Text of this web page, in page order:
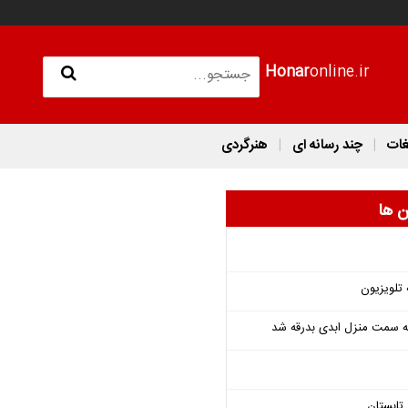
Honaronline.ir
چند رسانه ای هنرگردی
ها
تلویزیون
به سمت منزل ابدی بدرقه شد